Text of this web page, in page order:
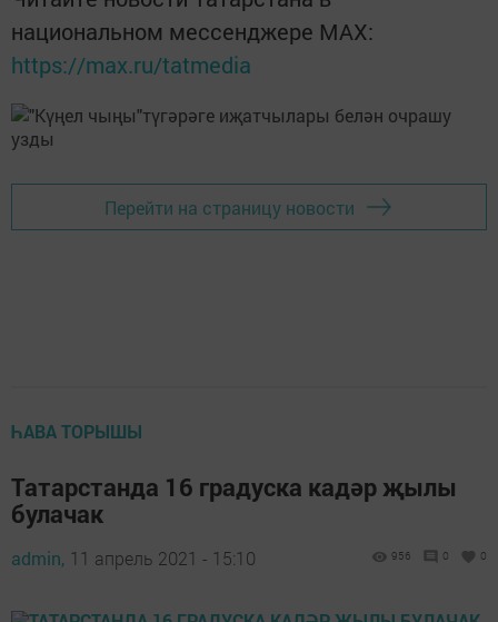
национальном мессенджере MАХ:
https://max.ru/tatmedia
Перейти на страницу новости
ҺАВА ТОРЫШЫ
Татарстанда 16 градуска кадәр җылы
булачак
admin, 11 апрель 2021 - 15:10 956 0 0